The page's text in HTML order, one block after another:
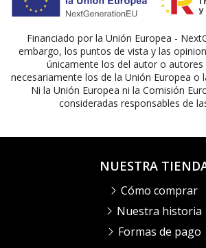
Financiado por la Unión Europea -
embargo, los puntos de vista y las
únicamente los del autor o
necesariamente los de la Unión Europea o
Ni la Unión Europea ni la Comisión
consideradas responsables de
NUESTRA
Cómo comprar
Nuestra historia
Formas de pago